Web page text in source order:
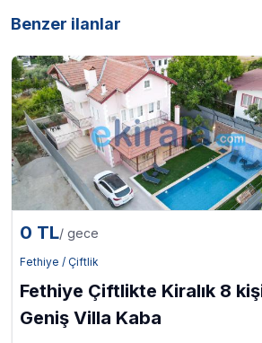
Benzer ilanlar
0 TL/ gece
Fethiye / Çiftlik
Fethiye Çiftlikte Kiralık 8
Geniş Villa Kaba